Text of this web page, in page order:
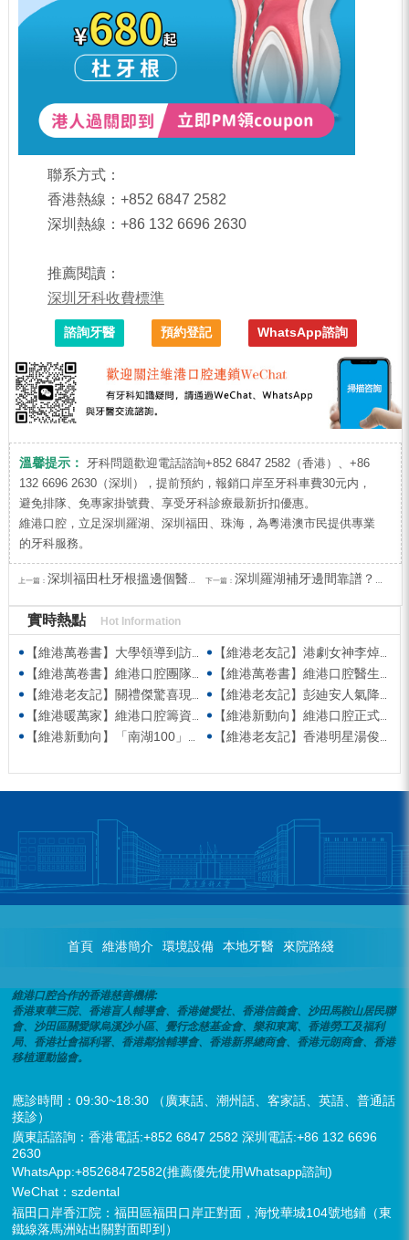
聯系方式：
香港熱線：+852 6847 2582
深圳熱線：+86 132 6696 2630
推薦閱讀：
深圳牙科收費標準
諮詢牙醫 預約登記 WhatsApp諮詢
溫馨提示：
牙科問題歡迎電話諮詢+852 6847 2582（香港）、+86
132 6696 2630（深圳），提前預約，報銷口岸至牙科車費30元内，
避免排隊、免專家掛號費、享受牙科診療最新折扣優惠。
維港口腔，立足深圳羅湖、深圳福田、珠海，為粵港澳市民提供專業
的牙科服務。
上一篇： 深圳福田杜牙根搵邊個醫生好？杜牙根流程點樣？ 下一篇： 深圳羅湖補牙邊間靠譜？深圳補牙推介2026
實時熱點 Hot Information
【維港萬卷書】大學領導到訪維港口腔參觀交流 高度讚賞院感消毒與規範化管理
【維港老友記】港劇女神李焯寧現身維港口腔擔任一日店長，分享護牙心得
【維港萬卷書】維港口腔團隊走進香港書展 感受閱讀力量拓寬專業視野
【維港萬卷書】維港口腔醫生團隊受邀參與美國登士柏西諾德專題研討 聚焦無牙頜種植修復前沿策略
【維港老友記】關禮傑驚喜現身維港口腔出任明星一日CEO 即場演繹同分享經驗！
【維港老友記】彭廸安人氣降臨維港口腔任明星一日店長 勁歌熱舞快閃表演點燃全場！
【維港暖萬家】維港口腔籌資捐款援助廣西洪澇災區 攜手香港廣西南寧同鄉會共獻愛心
【維港新動向】維港口腔正式獲聘為「羅湖區社會醫療機構行業協會監事單位」
【維港新動向】「南湖100」品牌發佈會 維港口腔獲評「突出貢獻企業」殊榮
【維港老友記】香港明星湯俊明驚喜現身維港口腔 擔任明星一日店長！
首頁 維港簡介 環境設備 本地牙醫 來院路綫
維港口腔合作的香港慈善機構:
香港東華三院、香港盲人輔導會、香港健愛社、香港信義會、沙田馬鞍山居民聯
會、沙田區關愛隊烏溪沙小區、覺行念慈基金會、樂和東寓、香港勞工及福利
局、香港社會福利署、香港鄰捨輔導會、香港新界總商會、香港元朗商會、香港
移植運動協會。
應診時間：09:30~18:30 （廣東話、潮州話、客家話、英語、普通話
接診）
廣東話諮詢：香港電話:+852 6847 2582 深圳電話:+86 132 6696
2630
WhatsApp:+85268472582(推薦優先使用Whatsapp諮詢)
WeChat：szdental
福田口岸香江院：福田區福田口岸正對面，海悅華城104號地鋪（東
鐵線落馬洲站出關對面即到）